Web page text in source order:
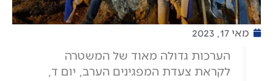
מאי 17, 2023
הערכות גדולה מאוד של המשטרה
לקראת צעדת המפגינים הערב, יום ד,